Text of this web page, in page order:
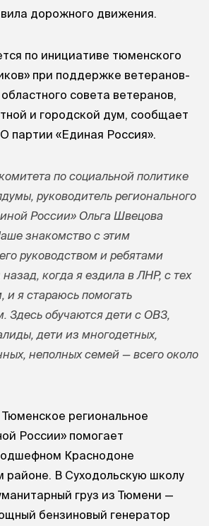
дорожного движения.
по инициативе тюменского
при поддержке ветеранов-
совета ветеранов,
и городской дум, сообщает
партии «Единая Россия».
по социальной политике
руководитель регионального
России» Ольга Швецова
знакомство с этим
руководством и ребятами
назад, когда я ездила в ЛНР, с тех
я стараюсь помогать
Здесь обучаются дети с ОВЗ,
дети из многодетных,
неполных семей — всего около
региональное
России» помогает
Краснодоне
районе. В Суходольскую школу
груз из Тюмени —
бензиновый генератор